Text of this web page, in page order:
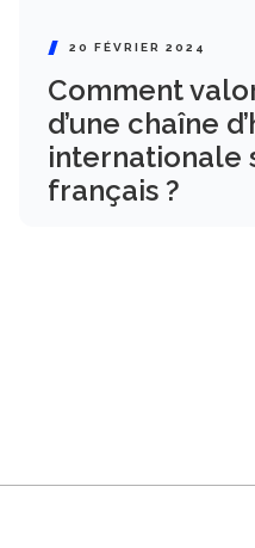
20 FÉVRIER 2024
Comment
d’une chaîne
internationale
français ?